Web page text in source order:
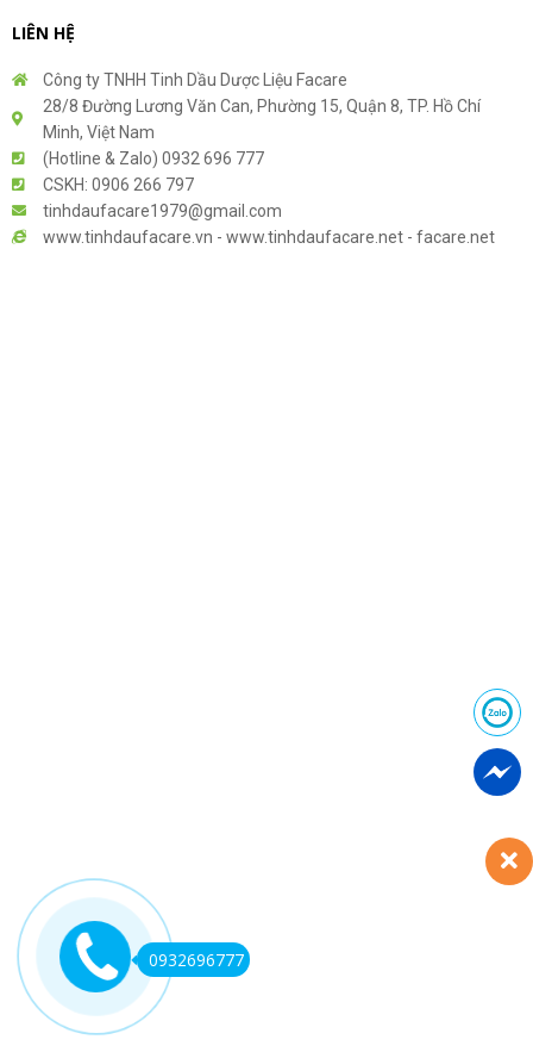
LIÊN HỆ
Công ty TNHH Tinh Dầu Dược Liệu Facare
28/8 Đường Lương Văn Can, Phường 15, Quận 8, TP. Hồ Chí
Minh, Việt Nam
(Hotline & Zalo) 0932 696 777
CSKH: 0906 266 797
tinhdaufacare1979@gmail.com
www.tinhdaufacare.vn - www.tinhdaufacare.net - facare.net
0932696777